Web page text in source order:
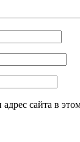
сайта в